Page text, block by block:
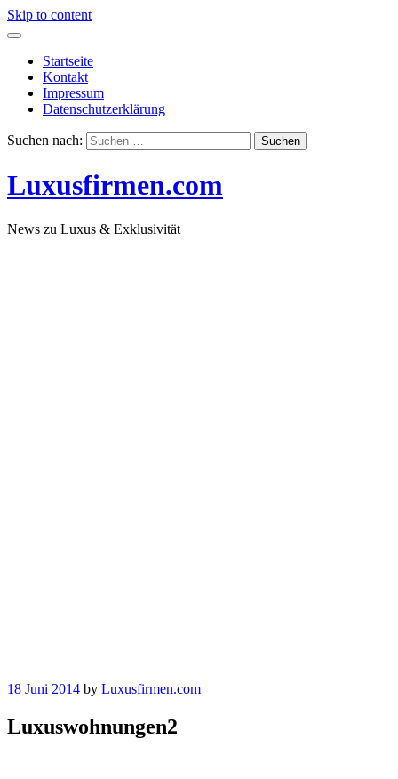
Skip to content
Startseite
Kontakt
Impressum
Datenschutzerklärung
Suchen nach:
Luxusfirmen.com
News zu Luxus & Exklusivität
18 Juni 2014 by Luxusfirmen.com
Luxuswohnungen2